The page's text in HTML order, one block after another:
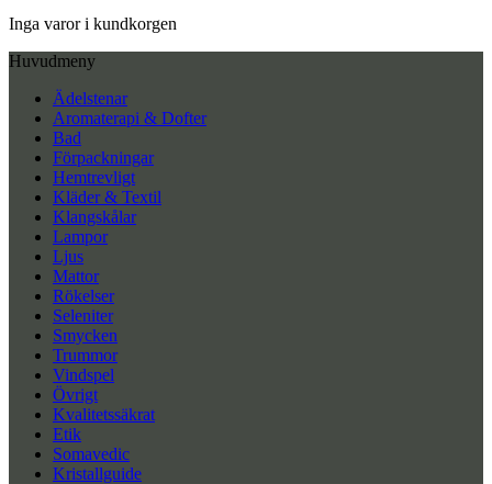
Inga varor i kundkorgen
Huvudmeny
Ädelstenar
Aromaterapi & Dofter
Bad
Förpackningar
Hemtrevligt
Kläder & Textil
Klangskålar
Lampor
Ljus
Mattor
Rökelser
Seleniter
Smycken
Trummor
Vindspel
Övrigt
Kvalitetssäkrat
Etik
Somavedic
Kristallguide